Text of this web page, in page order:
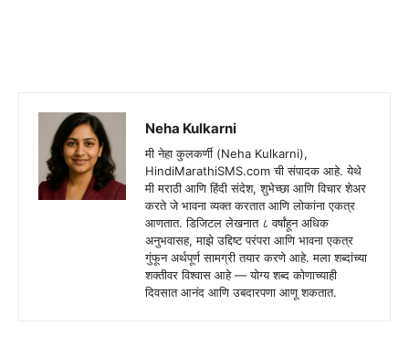
Neha Kulkarni
मी नेहा कुलकर्णी (Neha Kulkarni),
HindiMarathiSMS.com ची संपादक आहे. येथे
मी मराठी आणि हिंदी संदेश, शुभेच्छा आणि विचार शेअर
करते जे भावना व्यक्त करतात आणि लोकांना एकत्र
आणतात. डिजिटल लेखनात ८ वर्षांहून अधिक
अनुभवासह, माझे उद्दिष्ट परंपरा आणि भावना एकत्र
गुंफून अर्थपूर्ण सामग्री तयार करणे आहे. मला शब्दांच्या
शक्तीवर विश्वास आहे — योग्य शब्द कोणाच्याही
दिवसात आनंद आणि उबदारपणा आणू शकतात.